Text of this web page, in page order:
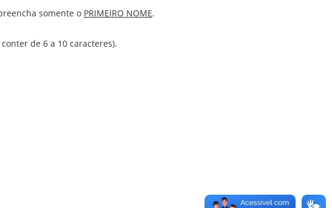
somente o PRIMEIRO NOME.
de 6 a 10 caracteres).